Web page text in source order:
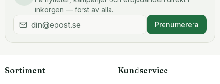
inkorgen — först av alla.
Prenumerera
Sortiment Kundservice